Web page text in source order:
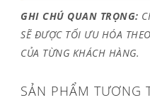
GHI CHÚ QUAN TRỌNG:
SẼ ĐƯỢC TỐI ƯU HÓA
CỦA TỪNG KHÁCH HÀNG.
SẢN PHẨM TƯƠNG